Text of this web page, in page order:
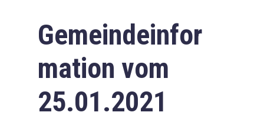
Gemeindeinfor
mation vom
25.01.2021